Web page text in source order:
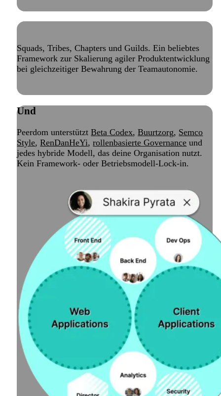
Lies unseren Soziokratie-Leitfaden
Spotify-Modell
Squads, Tribes, Chapters und Guilds. Ein beliebtes
Framework zur Skalierung agiler Produktentwicklung
bei gleichzeitiger Bewahrung der Teamautonomie.
Lies unseren Spotify-Modell-Leitfaden
Und
Peerdom unterstütztBeta Codex,Buurtzorg, Semco
Style,RenDanHeYi,rollenbasierte Governance und
jedes hybride Modell, das deine Organisation nutzt.
Kein Framework- oder Betriebsmodell-Lock-in.